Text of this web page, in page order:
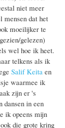
niet meer
mensen dat het
moeilijker te
gelezen)
wel hoe ik heet.
telkens als ik
Salif Keita en
waarmee ik
zijn er 's
dansen in een
ik opeens mijn
die grote kring